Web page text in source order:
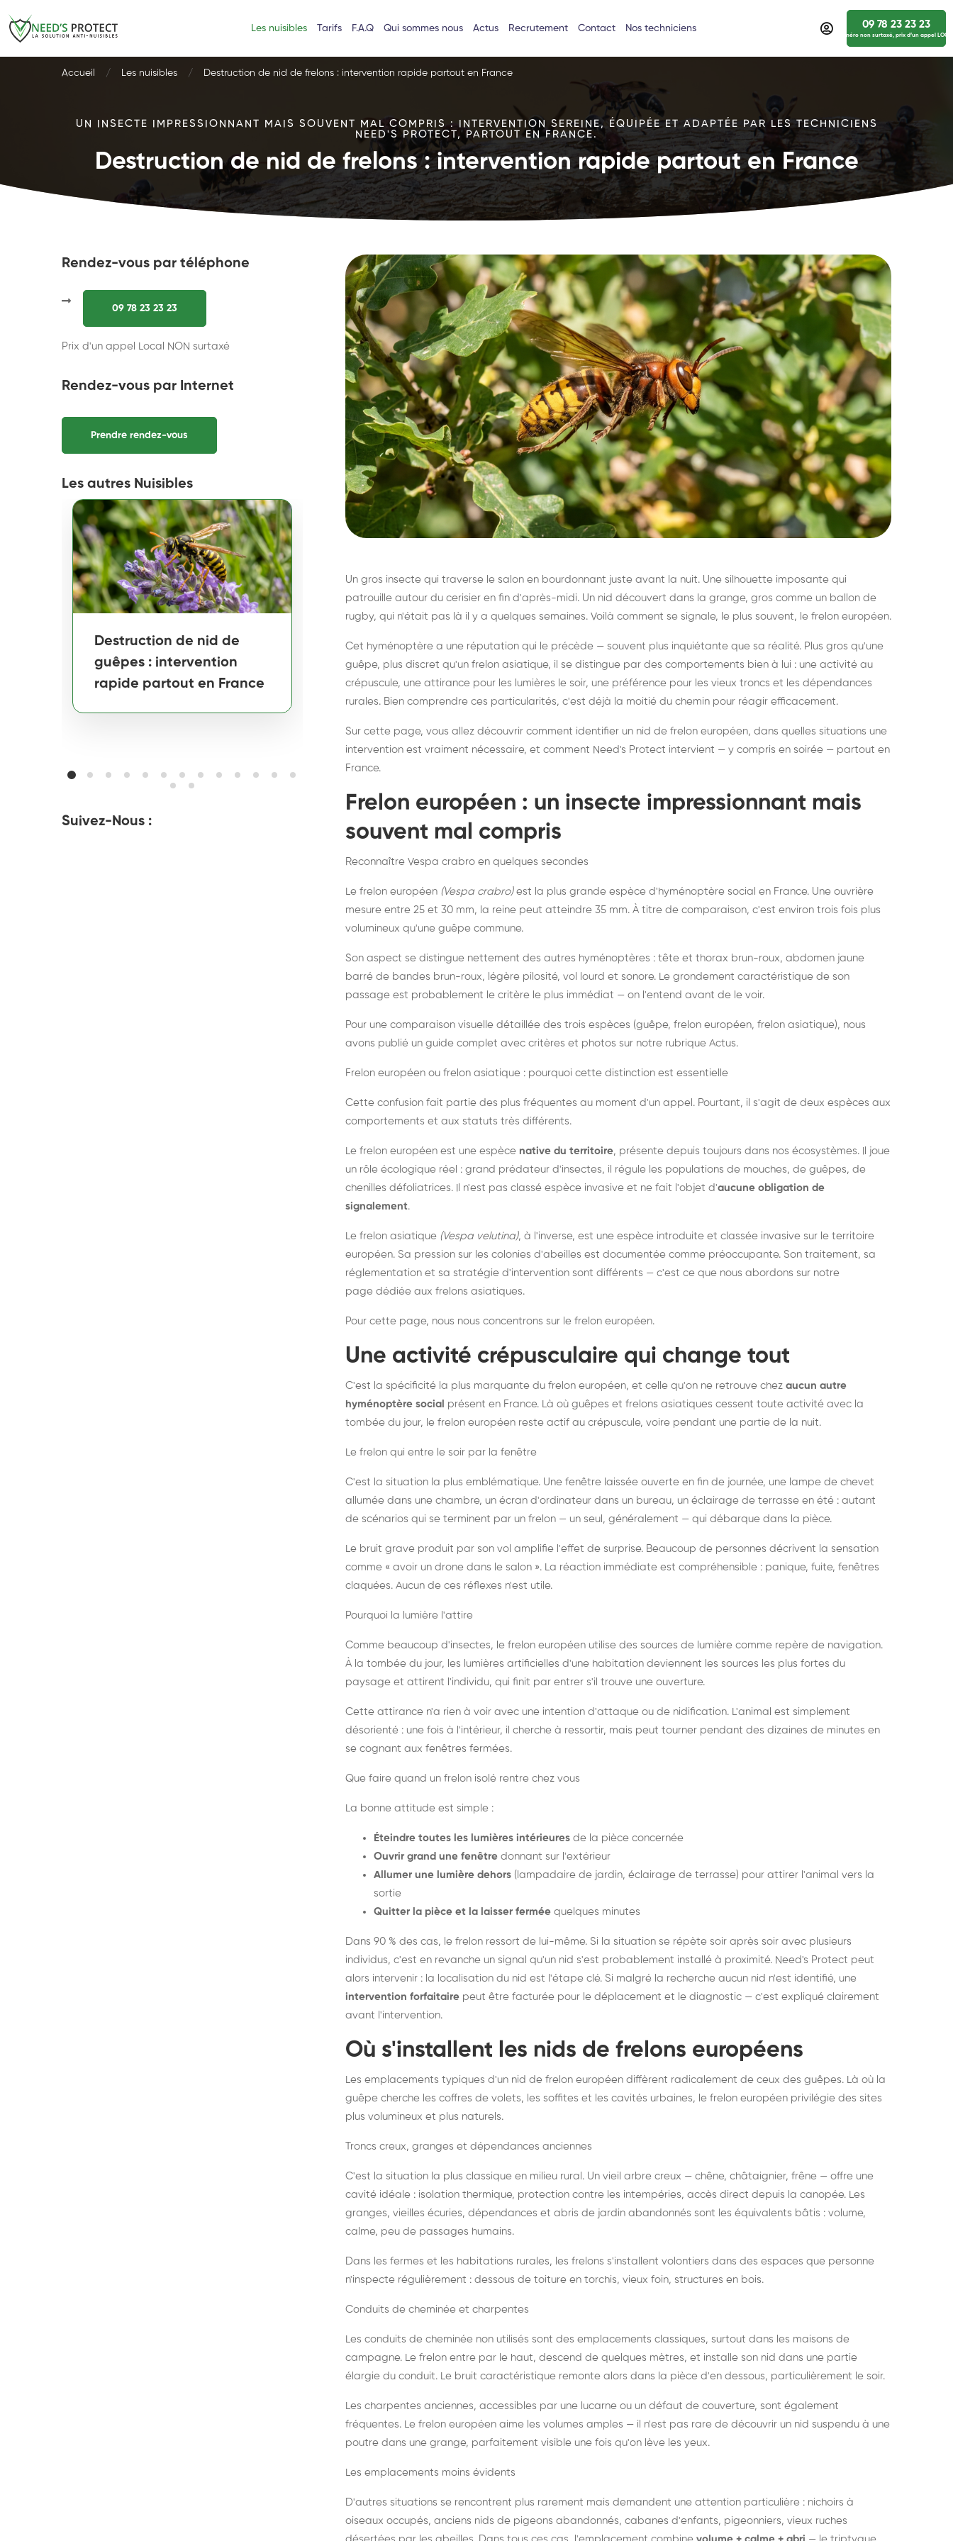
Les nuisibles Tarifs F.A.Q Qui sommes nous Actus Recrutement Contact Nos techniciens 09 78 23 23 23
numéro non surtaxé, prix d’un appel
Accueil Les nuisibles Destruction de nid de frelons : intervention rapide partout en France
UN INSECTE IMPRESSIONNANT MAIS SOUVENT MAL COMPRIS : INTERVENTION SEREINE, ÉQUIPÉE ET ADAPTÉE PAR LES TECHNICIENS
NEED'S PROTECT, PARTOUT EN FRANCE.
Destruction de nid de frelons : intervention rapide partout en France
Rendez-vous par téléphone
09 78 23 23 23
Prix d'un appel Local NON surtaxé
Rendez-vous par Internet
Prendre rendez-vous
Les autres Nuisibles
Destruction de nid de
guêpes : intervention
rapide partout en France
Destruction de nid de
frelons asiatiques :
intervention partout en
France
Dératisation : éliminer
durablement rats et
souris, partout en France
Suivez-Nous :
Un gros insecte qui traverse le salon en bourdonnant juste avant la nuit. Une silhouette imposante qui
patrouille autour du cerisier en fin d'après-midi. Un nid découvert dans la grange, gros comme un ballon de
rugby, qui n'était pas là il y a quelques semaines. Voilà comment se signale, le plus souvent, le frelon européen.
Cet hyménoptère a une réputation qui le précède — souvent plus inquiétante que sa réalité. Plus gros qu'une
guêpe, plus discret qu'un frelon asiatique, il se distingue par des comportements bien à lui : une activité au
crépuscule, une attirance pour les lumières le soir, une préférence pour les vieux troncs et les dépendances
rurales. Bien comprendre ces particularités, c'est déjà la moitié du chemin pour réagir efficacement.
Sur cette page, vous allez découvrir comment identifier un nid de frelon européen, dans quelles situations une
intervention est vraiment nécessaire, et comment Need's Protect intervient — y compris en soirée — partout en
France.
Frelon européen : un insecte impressionnant mais
souvent mal compris
Reconnaître Vespa crabro en quelques secondes
Le frelon européen (Vespa crabro)est la plus grande espèce d'hyménoptère social en France. Une ouvrière
mesure entre 25 et 30 mm, la reine peut atteindre 35 mm. À titre de comparaison, c'est environ trois fois plus
volumineux qu'une guêpe commune.
Son aspect se distingue nettement des autres hyménoptères : tête et thorax brun-roux, abdomen jaune
barré de bandes brun-roux, légère pilosité, vol lourd et sonore. Le grondement caractéristique de son
passage est probablement le critère le plus immédiat — on l'entend avant de le voir.
Pour une comparaison visuelle détaillée des trois espèces (guêpe, frelon européen, frelon asiatique), nous
avons publié un guide complet avec critères et photos sur notre rubrique Actus.
Frelon européen ou frelon asiatique : pourquoi cette distinction est essentielle
Cette confusion fait partie des plus fréquentes au moment d'un appel. Pourtant, il s'agit de deux espèces aux
comportements et aux statuts très différents.
Le frelon européen est une espèce native du territoire, présente depuis toujours dans nos écosystèmes. Il joue
un rôle écologique réel : grand prédateur d'insectes, il régule les populations de mouches, de guêpes, de
chenilles défoliatrices. Il n'est pas classé espèce invasive et ne fait l'objet d'aucune obligation de
signalement.
Le frelon asiatique (Vespa velutina), à l'inverse, est une espèce introduite et classée invasive sur le territoire
européen. Sa pression sur les colonies d'abeilles est documentée comme préoccupante. Son traitement, sa
réglementation et sa stratégie d'intervention sont différents — c'est ce que nous abordons sur notre
page dédiée aux frelons asiatiques.
Pour cette page, nous nous concentrons sur le frelon européen.
Une activité crépusculaire qui change tout
C'est la spécificité la plus marquante du frelon européen, et celle qu'on ne retrouve chez aucun autre
hyménoptère social présent en France. Là où guêpes et frelons asiatiques cessent toute activité avec la
tombée du jour, le frelon européen reste actif au crépuscule, voire pendant une partie de la nuit.
Le frelon qui entre le soir par la fenêtre
C'est la situation la plus emblématique. Une fenêtre laissée ouverte en fin de journée, une lampe de chevet
allumée dans une chambre, un écran d'ordinateur dans un bureau, un éclairage de terrasse en été : autant
de scénarios qui se terminent par un frelon — un seul, généralement — qui débarque dans la pièce.
Le bruit grave produit par son vol amplifie l'effet de surprise. Beaucoup de personnes décrivent la sensation
comme « avoir un drone dans le salon ». La réaction immédiate est compréhensible : panique, fuite, fenêtres
claquées. Aucun de ces réflexes n'est utile.
Pourquoi la lumière l'attire
Comme beaucoup d'insectes, le frelon européen utilise des sources de lumière comme repère de navigation.
À la tombée du jour, les lumières artificielles d'une habitation deviennent les sources les plus fortes du
paysage et attirent l'individu, qui finit par entrer s'il trouve une ouverture.
Cette attirance n'a rien à voir avec une intention d'attaque ou de nidification. L'animal est simplement
désorienté : une fois à l'intérieur, il cherche à ressortir, mais peut tourner pendant des dizaines de minutes en
se cognant aux fenêtres fermées.
Que faire quand un frelon isolé rentre chez vous
La bonne attitude est simple :
Éteindre toutes les lumières intérieures de la pièce concernée
Ouvrir grand une fenêtre donnant sur l'extérieur
Allumer une lumière dehors (lampadaire de jardin, éclairage de terrasse) pour attirer l'animal vers la
sortie
Quitter la pièce et la laisser fermée quelques minutes
Dans 90 % des cas, le frelon ressort de lui-même. Si la situation se répète soir après soir avec plusieurs
individus, c'est en revanche un signal qu'un nid s'est probablement installé à proximité. Need's Protect peut
alors intervenir : la localisation du nid est l'étape clé. Si malgré la recherche aucun nid n'est identifié, une
intervention forfaitaire peut être facturée pour le déplacement et le diagnostic — c'est expliqué clairement
avant l'intervention.
Où s'installent les nids de frelons européens
Les emplacements typiques d'un nid de frelon européen diffèrent radicalement de ceux des guêpes. Là où la
guêpe cherche les coffres de volets, les soffites et les cavités urbaines, le frelon européen privilégie des sites
plus volumineux et plus naturels.
Troncs creux, granges et dépendances anciennes
C'est la situation la plus classique en milieu rural. Un vieil arbre creux — chêne, châtaignier, frêne — offre une
cavité idéale : isolation thermique, protection contre les intempéries, accès direct depuis la canopée. Les
granges, vieilles écuries, dépendances et abris de jardin abandonnés sont les équivalents bâtis : volume,
calme, peu de passages humains.
Dans les fermes et les habitations rurales, les frelons s'installent volontiers dans des espaces que personne
n'inspecte régulièrement : dessous de toiture en torchis, vieux foin, structures en bois.
Conduits de cheminée et charpentes
Les conduits de cheminée non utilisés sont des emplacements classiques, surtout dans les maisons de
campagne. Le frelon entre par le haut, descend de quelques mètres, et installe son nid dans une partie
élargie du conduit. Le bruit caractéristique remonte alors dans la pièce d'en dessous, particulièrement le soir.
Les charpentes anciennes, accessibles par une lucarne ou un défaut de couverture, sont également
fréquentes. Le frelon européen aime les volumes amples — il n'est pas rare de découvrir un nid suspendu à une
poutre dans une grange, parfaitement visible une fois qu'on lève les yeux.
Les emplacements moins évidents
D'autres situations se rencontrent plus rarement mais demandent une attention particulière : nichoirs à
oiseaux occupés, anciens nids de pigeons abandonnés, cabanes d'enfants, pigeonniers, vieux ruches